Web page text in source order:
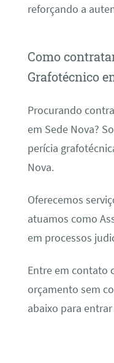
reforçando a
Como
Grafotécnico
Procurando
em Sede Nova?
perícia
Nova.
Oferecemos
atuamos como
em processos
Entre em contato
orçamento sem
abaixo para